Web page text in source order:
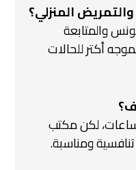
المنزلي؟
والمتابعة
أكتر للحالات
لكن مكتب
ومناسبة.